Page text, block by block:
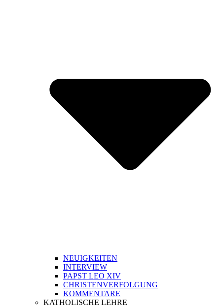
NEUIGKEITEN
INTERVIEW
PAPST LEO XIV
CHRISTENVERFOLGUNG
KOMMENTARE
KATHOLISCHE LEHRE